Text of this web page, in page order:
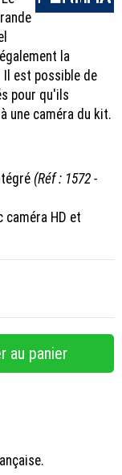
la
Il est possible de
pour qu'ils
une caméra du kit.
(Réf : 1572 -
caméra HD et
au panier